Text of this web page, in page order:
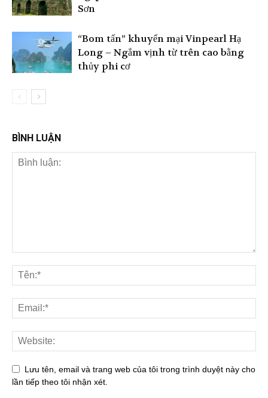
Sơn
“Bom tấn” khuyến mại Vinpearl Hạ
Long – Ngắm vịnh từ trên cao bằng
thủy phi cơ
BÌNH LUẬN
Lưu tên, email và trang web của tôi trong trình duyệt này cho
lần tiếp theo tôi nhận xét.